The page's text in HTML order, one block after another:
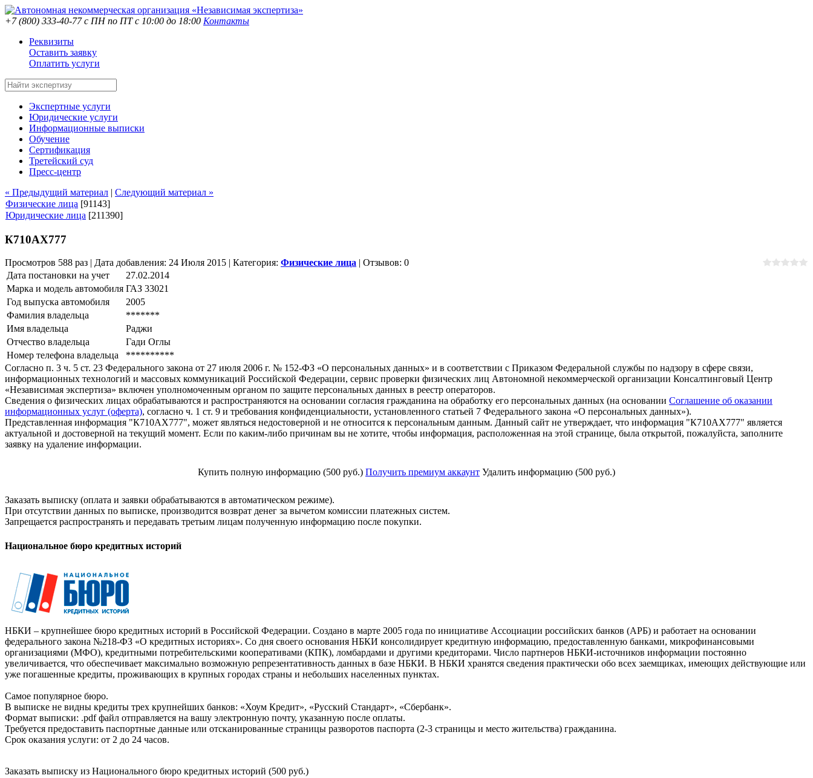
+7 (800) 333-40-77с ПН по ПТ с 10:00 до 18:00 Контакты
Реквизиты
Оставить заявку
Оплатить услуги
Экспертные услуги
Юридические услуги
Информационные выписки
Обучение
Сертификация
Третейский суд
Пресс-центр
« Предыдущий материал | Следующий материал »
Физические лица [91143]
Юридические лица [211390]
К710АХ777
Просмотров 588 раз | Дата добавления: 24 Июля 2015 | Категория: Физические лица | Отзывов: 0
Дата постановки на учет
27.02.2014
Марка и модель автомобиля ГАЗ 33021
Год выпуска автомобиля
2005
Фамилия владельца
*******
Имя владельца
Раджи
Отчество владельца
Гади Оглы
Номер телефона владельца
**********
Согласно п. 3 ч. 5 ст. 23 Федерального закона от 27 июля 2006 г. № 152-ФЗ «О персональных данных» и в соответствии с Приказом Федеральной службы по надзору в сфере связи,
информационных технологий и массовых коммуникаций Российской Федерации, сервис проверки физических лиц Автономной некоммерческой организации Консалтинговый Центр
«Независимая экспертиза» включен уполномоченным органом по защите персональных данных в реестр операторов.
Сведения о физических лицах обрабатываются и распространяются на основании согласия гражданина на обработку его персональных данных (на основании Соглашение об оказании
информационных услуг (оферта), согласно ч. 1 ст. 9 и требования конфиденциальности, установленного статьей 7 Федерального закона «О персональных данных»).
Представленная информация "К710АХ777", может являться недостоверной и не относится к персональным данным. Данный сайт не утверждает, что информация "К710АХ777" является
актуальной и достоверной на текущий момент. Если по каким-либо причинам вы не хотите, чтобы информация, расположенная на этой странице, была открытой, пожалуйста, заполните
заявку на удаление информации.
Купить полную информацию (500 руб.) Получить премиум аккаунт Удалить информацию (500 руб.)
Заказать выписку (оплата и заявки обрабатываются в автоматическом режиме).
При отсутствии данных по выписке, производится возврат денег за вычетом комиссии платежных систем.
Запрещается распространять и передавать третьим лицам полученную информацию после покупки.
Национальное бюро кредитных историй
НБКИ – крупнейшее бюро кредитных историй в Российской Федерации. Создано в марте 2005 года по инициативе Ассоциации российских банков (АРБ) и работает на основании
федерального закона №218-ФЗ «О кредитных историях». Со дня своего основания НБКИ консолидирует кредитную информацию, предоставленную банками, микрофинансовыми
организациями (МФО), кредитными потребительскими кооперативами (КПК), ломбардами и другими кредиторами. Число партнеров НБКИ-источников информации постоянно
увеличивается, что обеспечивает максимально возможную репрезентативность данных в базе НБКИ. В НБКИ хранятся сведения практически обо всех заемщиках, имеющих действующие или
уже погашенные кредиты, проживающих в крупных городах страны и небольших населенных пунктах.
Самое популярное бюро.
В выписке не видны кредиты трех крупнейших банков: «Хоум Кредит», «Русский Стандарт», «Сбербанк».
Формат выписки: .pdf файл отправляется на вашу электронную почту, указанную после оплаты.
Требуется предоставить паспортные данные или отсканированные страницы разворотов паспорта (2-3 страницы и место жительства) гражданина.
Срок оказания услуги: от 2 до 24 часов.
Заказать выписку из Национального бюро кредитных историй (500 руб.)